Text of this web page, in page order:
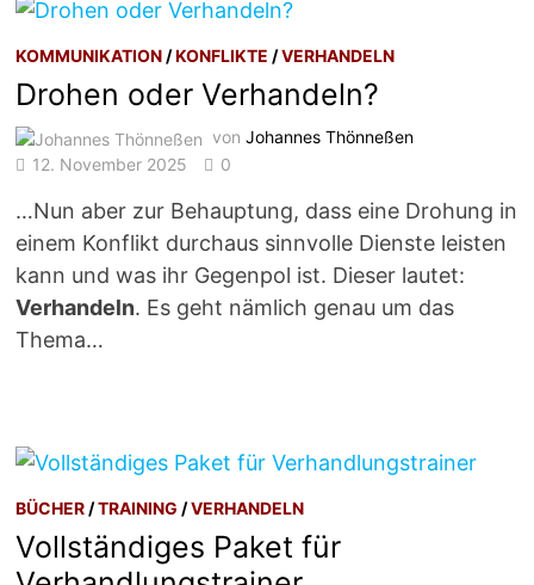
KOMMUNIKATION /KONFLIKTE /VERHANDELN
Drohen oder Verhandeln?
vonJohannes Thönneßen
12. November 2025
0
…Nun aber zur Behauptung, dass eine Drohung in
einem Konflikt durchaus sinnvolle Dienste leisten
kann und was ihr Gegenpol ist. Dieser lautet:
Verhandeln. Es geht nämlich genau um das
Thema…
BÜCHER/TRAINING /VERHANDELN
Vollständiges Paket für